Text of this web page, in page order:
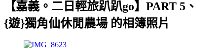
【嘉義。二日輕旅趴趴go】PART 5、
{遊}獨角仙休閒農場 的相簿照片